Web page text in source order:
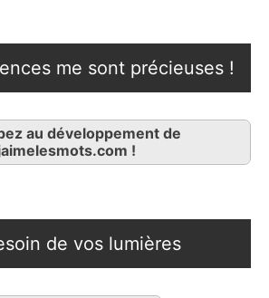
me sont précieuses !
au développement de
!
de vos lumières